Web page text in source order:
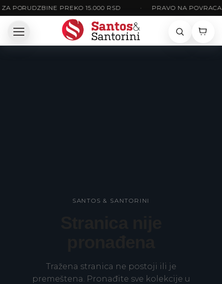
PORUDZBINE PREKO 15.000 RSD PRAVO NA
SANTOS & SANTORINI
Tražena stranica ne postoji ili je
premeštena. Pronađite sve kolekcije u